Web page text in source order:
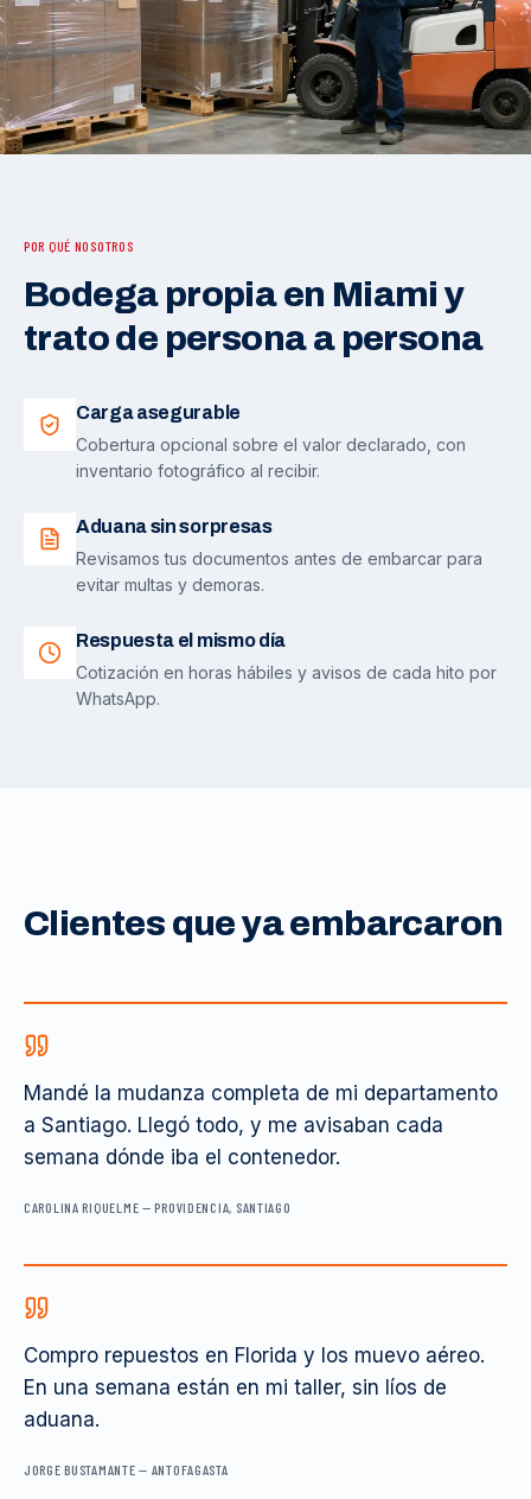
POR QUÉ NOSOTROS
Bodega propia en Miami y
trato de persona a persona
Carga asegurable
Cobertura opcional sobre el valor declarado, con
inventario fotográfico al recibir.
Aduana sin sorpresas
Revisamos tus documentos antes de embarcar para
evitar multas y demoras.
Respuesta el mismo día
Cotización en horas hábiles y avisos de cada hito por
WhatsApp.
Clientes que ya embarcaron
Mandé la mudanza completa de mi departamento
a Santiago. Llegó todo, y me avisaban cada
semana dónde iba el contenedor.
CAROLINA RIQUELME —PROVIDENCIA, SANTIAGO
Compro repuestos en Florida y los muevo aéreo.
En una semana están en mi taller, sin líos de
aduana.
JORGE BUSTAMANTE — ANTOFAGASTA